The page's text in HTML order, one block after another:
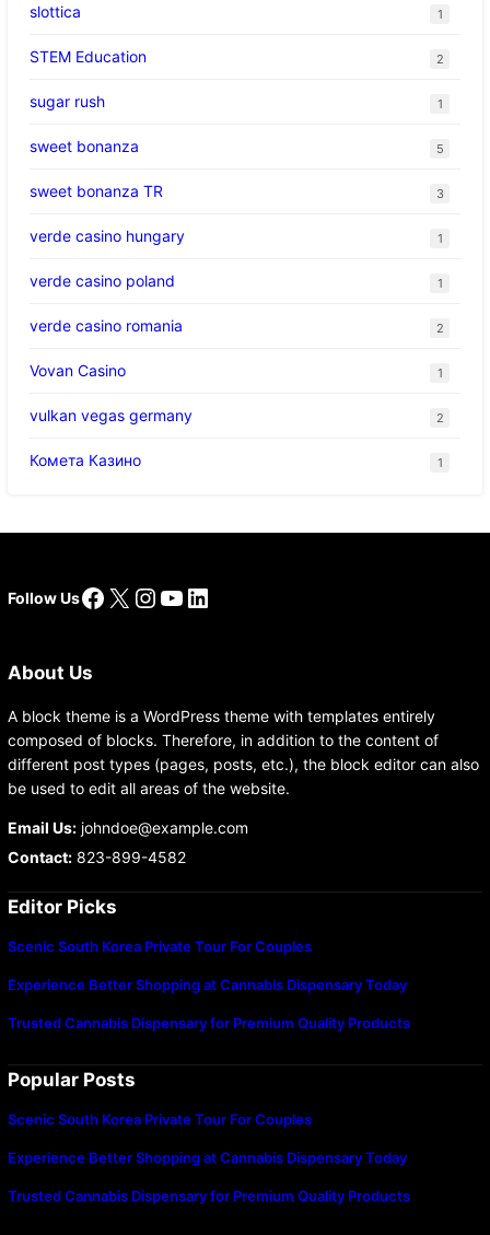
slottica 1
STEM Education 2
sugar rush 1
sweet bonanza 5
sweet bonanza TR 3
verde casino hungary 1
verde casino poland 1
verde casino romania 2
Vovan Casino 1
vulkan vegas germany 2
Комета Казино 1
Follow UsFacebook
X Instagram
YouTube
LinkedIn
About Us
A block theme is a WordPress theme with templates entirely
composed of blocks. Therefore, in addition to the content of
different post types (pages, posts, etc.), the block editor can also
be used to edit all areas of the website.
Email Us:johndoe@example.com
Contact:823-899-4582
Editor Picks
Scenic South Korea Private Tour For Couples
Experience Better Shopping at Cannabis Dispensary Today
Trusted Cannabis Dispensary for Premium Quality Products
Popular Posts
Scenic South Korea Private Tour For Couples
Experience Better Shopping at Cannabis Dispensary Today
Trusted Cannabis Dispensary for Premium Quality Products